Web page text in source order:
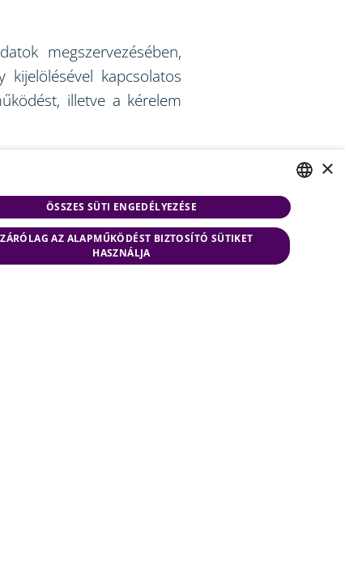
megszervezésében,
kapcsolatos
illetve a kérelem
előírásoknak való
HUNGARIAN
ENGLISH
×
ÖSSZES SÜTI ENGEDÉLYEZÉSE
AZ ALAPMŰKÖDÉST BIZTOSÍTÓ SÜTIKET
HASZNÁLJA